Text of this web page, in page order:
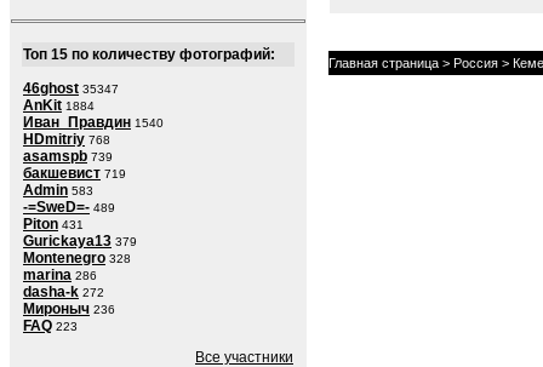
Топ 15 по количеству фотографий:
46ghost 35347
AnKit 1884
Иван_Правдин 1540
HDmitriy 768
asamspb 739
бакшевист 719
Admin 583
-=SweD=- 489
Piton 431
Gurickaya13 379
Montenegro 328
marina 286
dasha-k 272
Мироныч 236
FAQ 223
Все участники
Главная страница > Россия >